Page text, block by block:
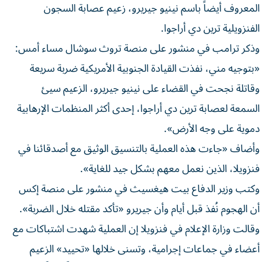
المعروف ​أيضاً باسم ⁠نينيو جيريرو، زعيم عصابة السجون
الفنزويلية ‌ترين دي أراجوا.
وذكر ‌ترامب في منشور على منصة تروث سوشال مساء أمس:
«بتوجيه مني، نفذت القيادة الجنوبية الأمريكية ضربة سريعة
وقاتلة ‌نجحت في القضاء على نينيو جيريرو، الزعيم سيئ
السمعة ⁠لعصابة ترين دي أراجوا، إحدى أكثر المنظمات الإرهابية
دموية على وجه الأرض».
وأضاف «جاءت هذه العملية بالتنسيق الوثيق مع أصدقائنا في
فنزويلا، الذين نعمل معهم بشكل جيد للغاية».
وكتب وزير الدفاع بيت هيغسيث في منشور ​على منصة إكس
أن الهجوم نُفذ قبل أيام ‌وأن جيريرو «تأكد مقتله خلال الضربة».
وقالت وزارة الإعلام في فنزويلا إن العملية شهدت اشتباكات مع
أعضاء في جماعات ⁠إجرامية، وتسنى خلالها «تحييد» الزعيم